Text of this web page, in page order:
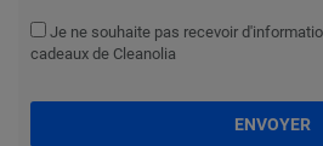
Je ne souhaite pas recevoir
cadeaux de Cleanolia
ENVOYER